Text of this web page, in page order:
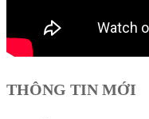
THÔNG TIN MỚI